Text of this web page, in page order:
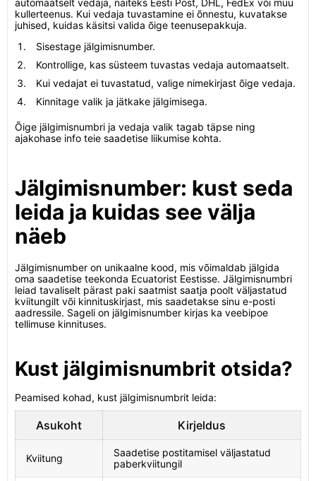
automaatselt vedaja, näiteks Eesti Post, DHL, FedEx või muu
kullerteenus. Kui vedaja tuvastamine ei õnnestu, kuvatakse
juhised, kuidas käsitsi valida õige teenusepakkuja.
Sisestage jälgimisnumber.
Kontrollige, kas süsteem tuvastas vedaja automaatselt.
Kui vedajat ei tuvastatud, valige nimekirjast õige vedaja.
Kinnitage valik ja jätkake jälgimisega.
Õige jälgimisnumbri ja vedaja valik tagab täpse ning
ajakohase info teie saadetise liikumise kohta.
Jälgimisnumber: kust seda
leida ja kuidas see välja
näeb
Jälgimisnumber on unikaalne kood, mis võimaldab jälgida
oma saadetise teekonda Ecuatorist Eestisse. Jälgimisnumbri
leiad tavaliselt pärast paki saatmist saatja poolt väljastatud
kviitungilt või kinnituskirjast, mis saadetakse sinu e-posti
aadressile. Sageli on jälgimisnumber kirjas ka veebipoe
tellimuse kinnituses.
Kust jälgimisnumbrit otsida?
Peamised kohad, kust jälgimisnumbrit leida:
Asukoht Kirjeldus
Kviitung
Saadetise postitamisel väljastatud
paberkviitungil